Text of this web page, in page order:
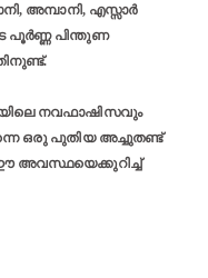
അമ്പാനി, എസ്സാര്‍
പൂര്‍ണ്ണ പിന്തുണ
നവഫാഷിസവും
ഒരു പുതിയ അച്ചുതണ്ട്
അവസ്ഥയെക്കുറിച്ച്